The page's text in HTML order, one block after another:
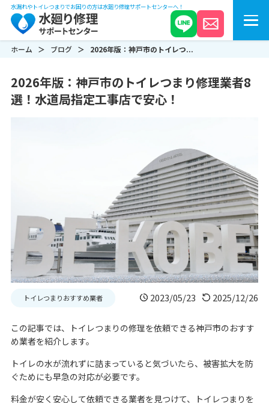
水漏れやトイレつまりでお困りの方は水廻り修理サポートセンターへ！
ホーム ブログ 2026年版：神戸市のトイレつ...
2026年版：神戸市のトイレつまり修理業者8
選！水道局指定工事店で安心！
トイレつまりおすすめ業者 2023/05/23 2025/12/26
この記事では、トイレつまりの修理を依頼できる神戸市のおすす
め業者を紹介します。
トイレの水が流れずに詰まっていると気づいたら、被害拡大を防
ぐためにも早急の対応が必要です。
料金が安く安心して依頼できる業者を見つけて、トイレつまりを